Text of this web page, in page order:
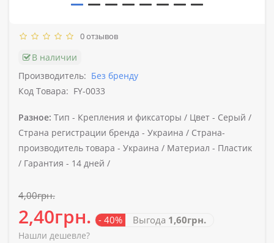
0 отзывов
В наличии
Производитель: Без бренду
Код Товара: FY-0033
Разное: Тип - Крепления и фиксаторы / Цвет - Серый /
Страна регистрации бренда - Украина / Страна-
производитель товара - Украина / Материал - Пластик
/ Гарантия - 14 дней /
4,00грн.
2,40грн. - 40% Выгода 1,60грн.
Нашли дешевле?